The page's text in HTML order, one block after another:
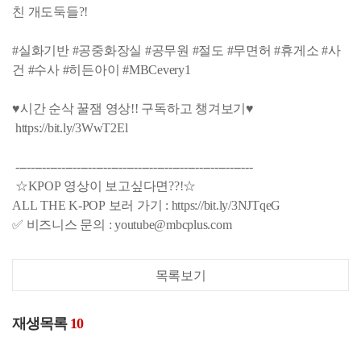
친 개도둑들?!
#실화기반 #공중화장실 #공무원 #절도 #무면허 #휴게소 #사
건 #수사 #히든아이 #MBCevery1
♥시간 순삭 꿀잼 영상!! 구독하고 챙겨보기♥
https://bit.ly/3WwT2El
--------------------------------------------------------------
☆KPOP 영상이 보고싶다면??!☆
ALL THE K-POP 보러 가기 : https://bit.ly/3NJTqeG
✅ 비즈니스 문의 : youtube@mbcplus.com
목록보기
재생목록 10